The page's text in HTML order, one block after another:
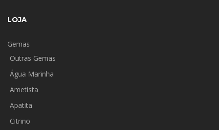
LOJA
Gemas
Outras Gemas
Água Marinha
Ametista
Apatita
Citrino